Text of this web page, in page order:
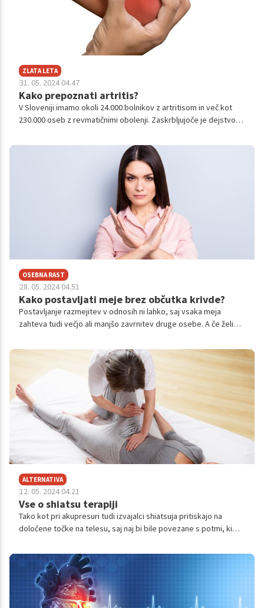
ZLATA LETA
31. 05. 2024 04.47
Kako prepoznati artritis?
V Sloveniji imamo okoli 24.000 bolnikov z artritisom in več kot
230.000 oseb z revmatičnimi obolenji. Zaskrbljujoče je dejstvo,
bolezen starejših, torej že dolgo ne drži več.
OSEBNA RAST
28. 05. 2024 04.51
Kako postavljati meje brez občutka krivde?
Postavljanje razmejitev v odnosih ni lahko, saj vsaka meja
zahteva tudi večjo ali manjšo zavrnitev druge osebe. A če želimo
ne glede na to, ali gre za partnerja, družino, nadrejenega,
sodelavce ali prijatelje. Če morda spadate med tiste, ki jim
vsakršna zavrnitev drugega dela velike težave, tokrat
izpostavljamo veliko bolj prijazne in subtilne načine, s katerimi
poskrbimo zase brez občutka krivde.
ALTERNATIVA
12. 05. 2024 04.21
Vse o shiatsu terapiji
Tako kot pri akupresuri tudi izvajalci shiatsuja pritiskajo na
določene točke na telesu, saj naj bi bile povezane s potmi, ki
točno torej deluje shiatsu terapija?